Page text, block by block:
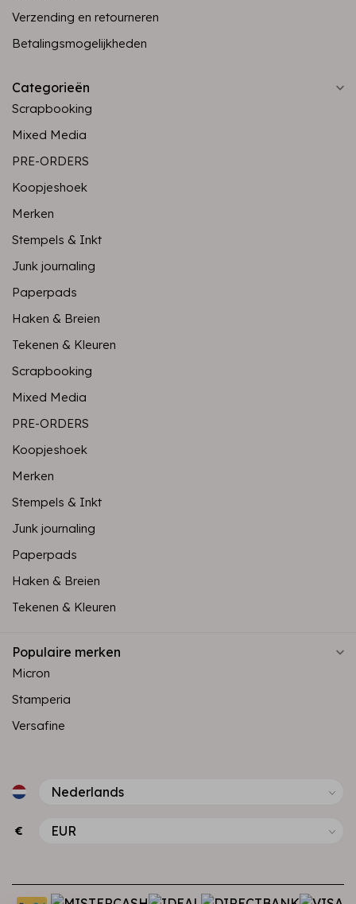
Verzending en retourneren
Betalingsmogelijkheden
Categorieën
Scrapbooking
Mixed Media
PRE-ORDERS
Koopjeshoek
Merken
Stempels & Inkt
Junk journaling
Paperpads
Haken & Breien
Tekenen & Kleuren
Scrapbooking
Mixed Media
PRE-ORDERS
Koopjeshoek
Merken
Stempels & Inkt
Junk journaling
Paperpads
Haken & Breien
Tekenen & Kleuren
Populaire merken
Micron
Stamperia
Versafine
€